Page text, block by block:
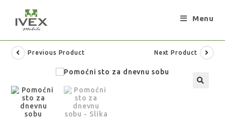
Menu
Previous Product Next Product